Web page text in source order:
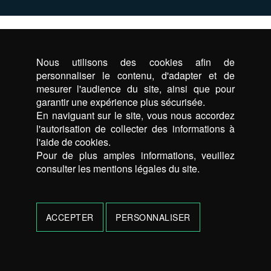
Nous utilisons des cookies afin de
personnaliser le contenu, d'adapter et de
mesurer l'audience du site, ainsi que pour
garantir une expérience plus sécurisée.
En naviguant sur le site, vous nous accordez
l'autorisation de collecter des informations à
l'aide de cookies.
Pour de plus amples informations, veuillez
consulter les mentions légales du site.
ACCEPTER PERSONNALISER